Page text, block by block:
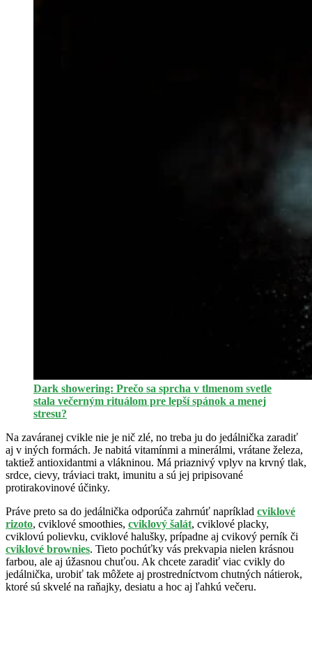
Dark showering: Prečo sa sprcha v tlmenom svetle
stala večerným rituálom pre lepší spánok a menej
stresu?
Na zaváranej cvikle nie je nič zlé, no treba ju do jedálnička zaradiť
aj v iných formách. Je nabitá vitamínmi a minerálmi, vrátane železa,
taktiež antioxidantmi a vlákninou. Má priaznivý vplyv na krvný tlak,
srdce, cievy, tráviaci trakt, imunitu a sú jej pripisované
protirakovinové účinky.
Práve preto sa do jedálnička odporúča zahrnúť napríklad cviklové
rizoto, cviklové smoothies, cviklový šalát, cviklové placky,
cviklovú polievku, cviklové halušky, prípadne aj cvikový perník či
cviklové brownies. Tieto pochúťky vás prekvapia nielen krásnou
farbou, ale aj úžasnou chuťou. Ak chcete zaradiť viac cvikly do
jedálnička, urobiť tak môžete aj prostredníctvom chutných nátierok,
ktoré sú skvelé na raňajky, desiatu a hoc aj ľahkú večeru.